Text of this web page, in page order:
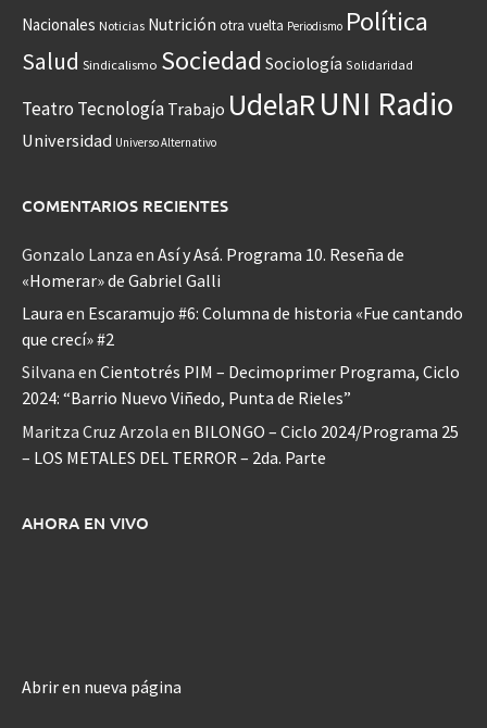
Nacionales Noticias Nutrición otra vuelta Periodismo Política
Salud Sindicalismo Sociedad Sociología Solidaridad
Teatro Tecnología Trabajo UdelaR UNI Radio
Universidad Universo Alternativo
COMENTARIOS RECIENTES
Gonzalo Lanza en Así y Asá. Programa 10. Reseña de
«Homerar» de Gabriel Galli
Laura en Escaramujo #6: Columna de historia «Fue cantando
que crecí» #2
Silvana en Cientotrés PIM – Decimoprimer Programa, Ciclo
2024: “Barrio Nuevo Viñedo, Punta de Rieles”
Maritza Cruz Arzola en BILONGO – Ciclo 2024/Programa 25
– LOS METALES DEL TERROR – 2da. Parte
AHORA EN VIVO
Abrir en nueva página